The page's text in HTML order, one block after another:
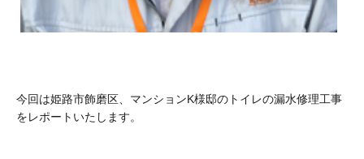
今回は姫路市飾磨区、マンションK様邸のトイレの漏水修理工事
をレポートいたします。